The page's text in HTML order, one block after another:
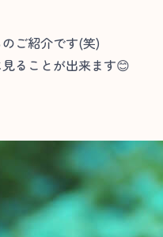
ご紹介です(笑)
ることが出来ます😊